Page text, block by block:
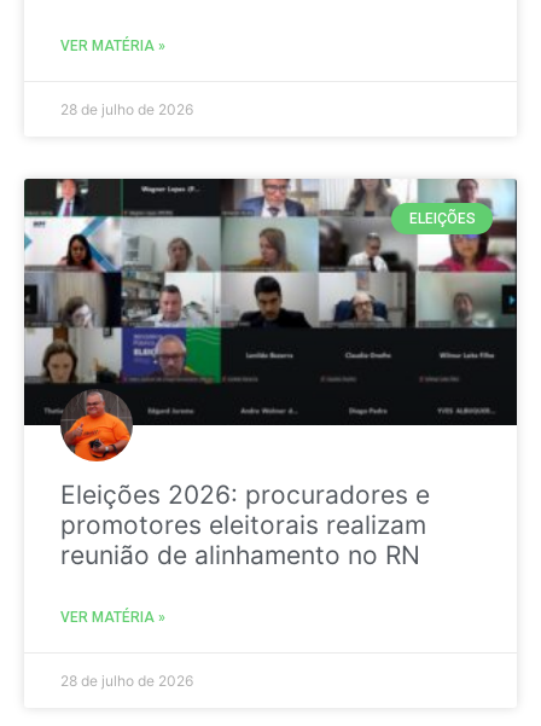
VER MATÉRIA »
28 de julho de 2026
ELEIÇÕES
Eleições 2026: procuradores e
promotores eleitorais realizam
reunião de alinhamento no RN
VER MATÉRIA »
28 de julho de 2026